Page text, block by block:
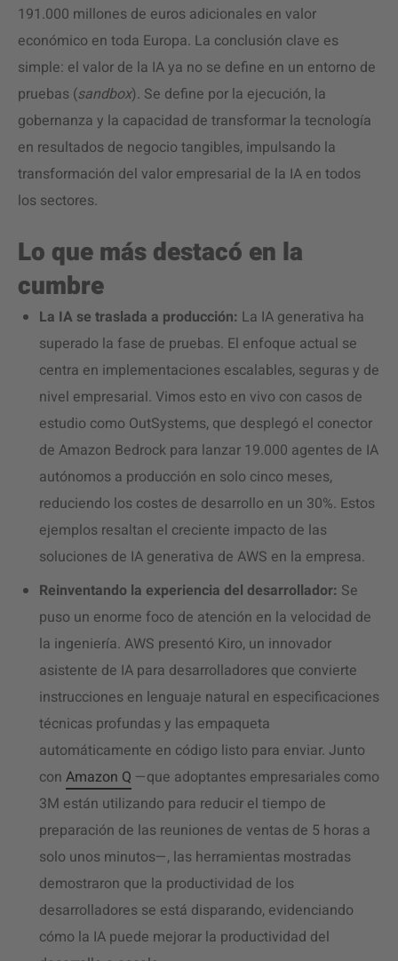
191.000 millones de euros adicionales en valor
económico en toda Europa. La conclusión clave es
simple: el valor de la IA ya no se define en un entorno de
pruebas (sandbox). Se define por la ejecución, la
gobernanza y la capacidad de transformar la tecnología
en resultados de negocio tangibles, impulsando la
transformación del valor empresarial de la IA en todos
los sectores.
Lo que más destacó en la
cumbre
La IA se traslada a producción: La IA generativa ha
superado la fase de pruebas. El enfoque actual se
centra en implementaciones escalables, seguras y de
nivel empresarial. Vimos esto en vivo con casos de
estudio como OutSystems, que desplegó el conector
de Amazon Bedrock para lanzar 19.000 agentes de IA
autónomos a producción en solo cinco meses,
reduciendo los costes de desarrollo en un 30%. Estos
ejemplos resaltan el creciente impacto de las
soluciones de IA generativa de AWS en la empresa.
Reinventando la experiencia del desarrollador: Se
puso un enorme foco de atención en la velocidad de
la ingeniería. AWS presentó Kiro, un innovador
asistente de IA para desarrolladores que convierte
instrucciones en lenguaje natural en especificaciones
técnicas profundas y las empaqueta
automáticamente en código listo para enviar. Junto
con Amazon Q —que adoptantes empresariales como
3M están utilizando para reducir el tiempo de
preparación de las reuniones de ventas de 5 horas a
solo unos minutos—, las herramientas mostradas
demostraron que la productividad de los
desarrolladores se está disparando, evidenciando
cómo la IA puede mejorar la productividad del